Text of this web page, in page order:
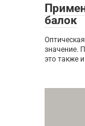
балок
значение.
это также и